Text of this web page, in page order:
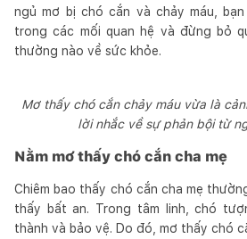
ngủ mơ bị chó cắn và chảy máu,
trong các mối quan hệ và đừng bỏ
thường nào về sức khỏe.
Mơ thấy chó cắn chảy máu vừa là
lời nhắc về sự phản bội từ
Nằm mơ thấy chó cắn cha mẹ
Chiêm bao thấy chó cắn cha mẹ
thấy bất an. Trong tâm linh, chó
thành và bảo vệ. Do đó, mơ thấy chó